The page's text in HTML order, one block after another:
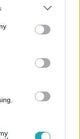
or more Google
You may click to
party tags to
in below Google